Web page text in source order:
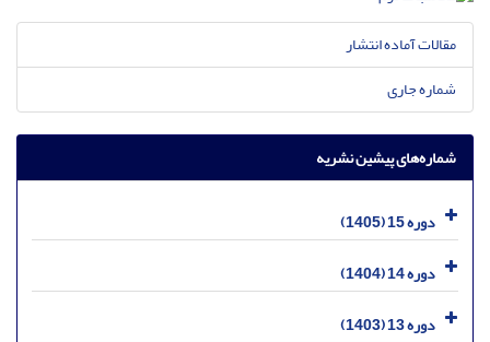
مقالات آماده انتشار
شماره جاری
شماره‌های پیشین نشریه
دوره 15 (1405)
دوره 14 (1404)
دوره 13 (1403)